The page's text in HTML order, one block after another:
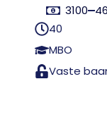
3100
40
MBO
Vaste